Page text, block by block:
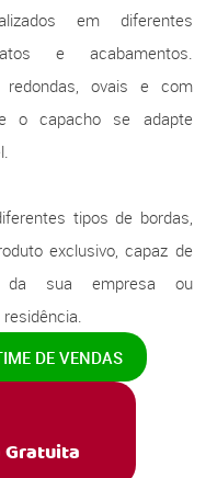
em diferentes
e acabamentos.
redondas, ovais e com
o capacho se adapte
tipos de bordas,
exclusivo, capaz de
da sua empresa ou
DE VENDAS